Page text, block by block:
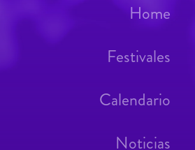
Home
Festivales
Calendario
Noticias